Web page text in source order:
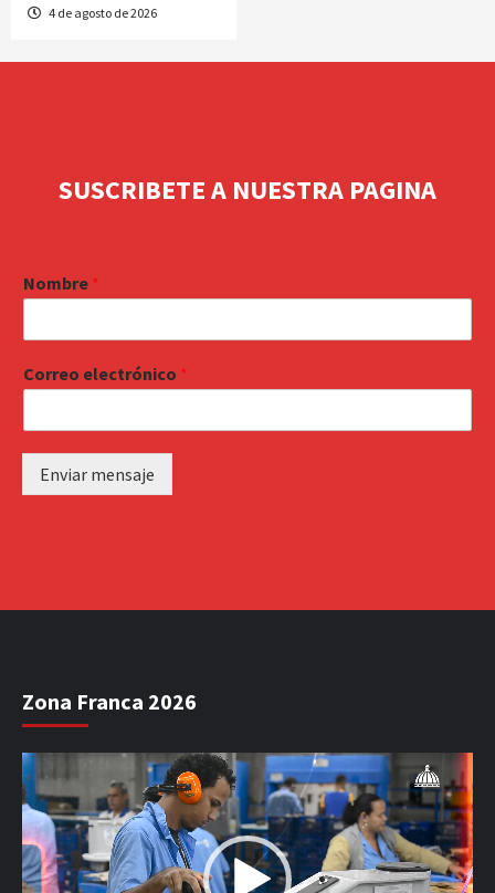
4 de agosto de 2026
SUSCRIBETE A NUESTRA PAGINA
Nombre *
Correo electrónico *
Enviar mensaje
Zona Franca 2026
Reproductor
de
vídeo